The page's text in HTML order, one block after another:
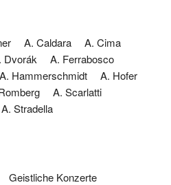
A. Caldara
A. Cima
Dvorák
A. Ferrabosco
A. Hammerschmidt
A. Hofer
A. Scarlatti
A. Stradella
Geistliche Konzerte